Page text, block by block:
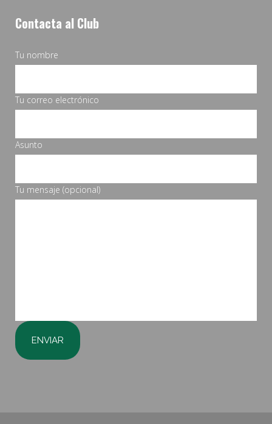
Contacta al Club
Tu nombre
Tu correo electrónico
Asunto
Tu mensaje (opcional)